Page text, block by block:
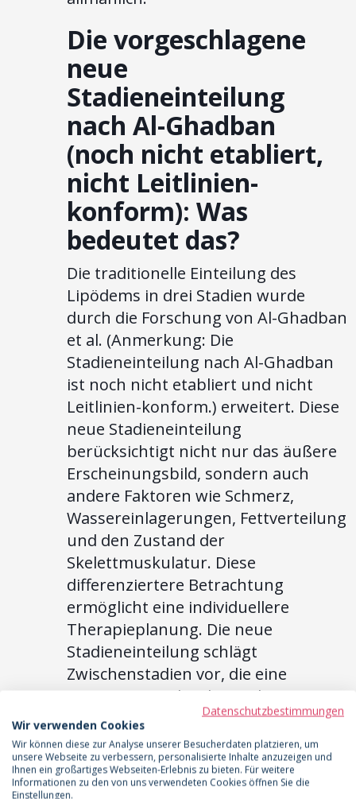
Die vorgeschlagene
neue
Stadieneinteilung
nach Al-Ghadban
(noch nicht etabliert,
nicht Leitlinien-
konform): Was
bedeutet das?
Die traditionelle Einteilung des
Lipödems in drei Stadien wurde
durch die Forschung von Al-Ghadban
et al. (Anmerkung: Die
Stadieneinteilung nach Al-Ghadban
ist noch nicht etabliert und nicht
Leitlinien-konform.) erweitert. Diese
neue Stadieneinteilung
berücksichtigt nicht nur das äußere
Erscheinungsbild, sondern auch
andere Faktoren wie Schmerz,
Wassereinlagerungen, Fettverteilung
und den Zustand der
Skelettmuskulatur. Diese
differenziertere Betrachtung
ermöglicht eine individuellere
Therapieplanung. Die neue
Stadieneinteilung schlägt
Zwischenstadien vor, die eine
genauere Beschreibung des
Krankheitsbildes ermöglichen. So
kann beispielsweise ein Patient im
Stadium 1 bereits starke Schmerzen
haben, während ein anderer Patient
Datenschutzbestimmungen
Wir verwenden Cookies
Wir können diese zur Analyse unserer Besucherdaten platzieren, um
unsere Webseite zu verbessern, personalisierte Inhalte anzuzeigen und
Ihnen ein großartiges Webseiten-Erlebnis zu bieten. Für weitere
Informationen zu den von uns verwendeten Cookies öffnen Sie die
Einstellungen.